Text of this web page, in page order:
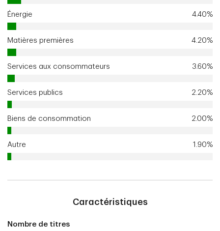
Énergie 4.40%
Matières premières 4.20%
Services aux consommateurs 3.60%
Services publics 2.20%
Biens de consommation 2.00%
Autre 1.90%
Caractéristiques
Nombre de titres